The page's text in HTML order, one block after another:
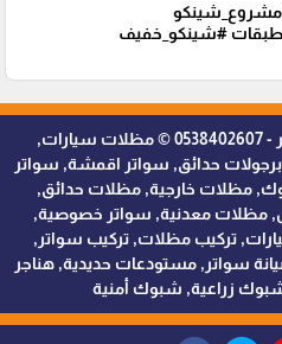
#شينكو_خفيف
ظلال التميز للمظلات والسواتر - 0538402607 © مظلات سيارات,
حدائق, سواتر اقمشة, سواتر
مظلات خارجية, مظلات حدائق,
معدنية, سواتر خصوصية,
تركيب مظلات, تركيب سواتر,
سواتر, مستودعات حديدية, هناجر
زراعية, شبوك أمنية